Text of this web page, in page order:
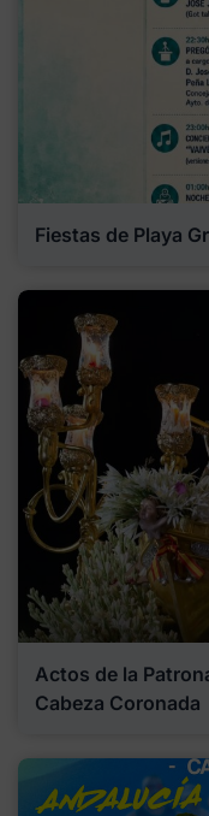
Fiestas de Playa
Actos de la
Cabeza Coronada